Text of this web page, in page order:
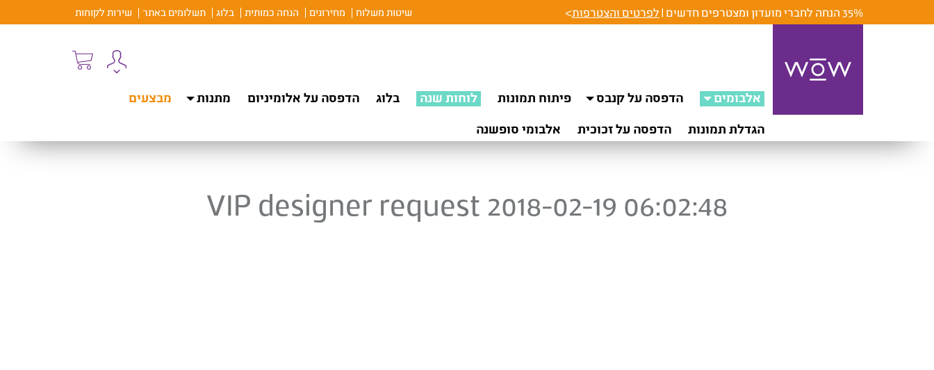
35% הנחה לחברי מועדון ומצטרפים חדשים | לפרטים והצטרפות> שיטות משלוח מחירונים הנחה כמותית בלוג תשלומים באתר שירות לקוחות
אלבומים הדפסה על קנבס פיתוח תמונות לוחות שנה בלוג הדפסה על אלומיניום מתנות
מבצעים
הגדלת תמונות
הדפסה על זכוכית אלבומי סופשנה
VIP designer request 2018-02-19 06:02:48